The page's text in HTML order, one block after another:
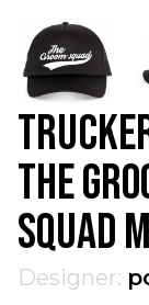
THE
SQUAD
Designer: